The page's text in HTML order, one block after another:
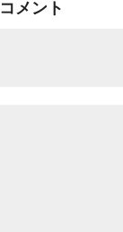
コメント